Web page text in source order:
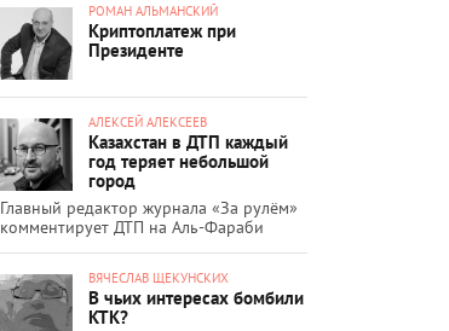
РОМАН АЛЬМАНСКИЙ
Криптоплатеж при
Президенте
АЛЕКСЕЙ АЛЕКСЕЕВ
Казахстан в ДТП каждый
год теряет небольшой
город
Главный редактор журнала «За рулём»
комментирует ДТП на Аль-Фараби
ВЯЧЕСЛАВ ЩЕКУНСКИХ
В чьих интересах бомбили
КТК?